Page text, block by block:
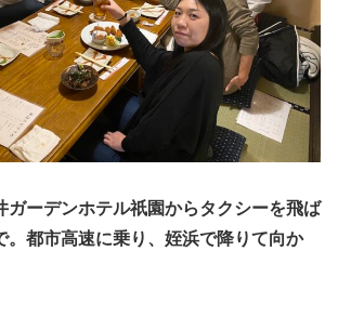
ガーデンホテル祇園からタクシーを飛ば
。都市高速に乗り、姪浜で降りて向か